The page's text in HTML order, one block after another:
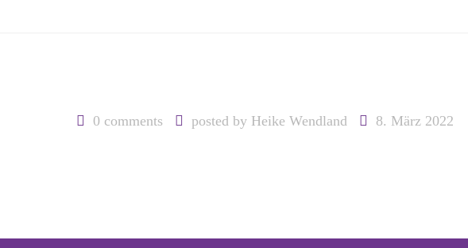
0 comments posted by Heike Wendland 8. März 2022